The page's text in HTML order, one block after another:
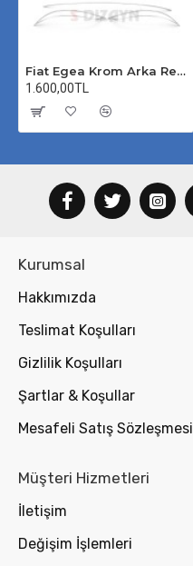
Fiat Egea Krom Arka Reflektör 3 Parça Paslanmaz Çelik 2014 Üzeri
1.600,00TL
Kurumsal
Hakkımızda
Teslimat Koşulları
Gizlilik Koşulları
Şartlar & Koşullar
Mesafeli Satış Sözleşmesi
Müşteri Hizmetleri
İletişim
Değişim İşlemleri